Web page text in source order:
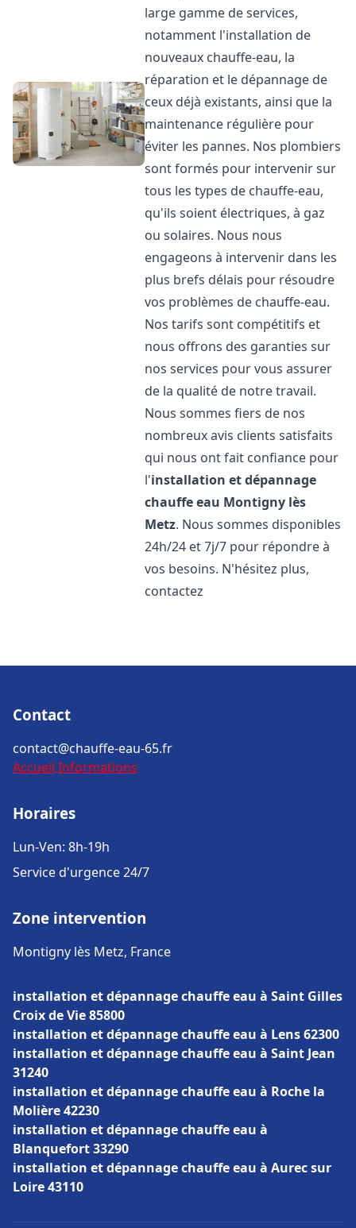
large gamme de services,
notamment l'installation de
nouveaux chauffe-eau, la
réparation et le dépannage de
ceux déjà existants, ainsi que la
maintenance régulière pour
éviter les pannes. Nos plombiers
sont formés pour intervenir sur
tous les types de chauffe-eau,
qu'ils soient électriques, à gaz
ou solaires. Nous nous
engageons à intervenir dans les
plus brefs délais pour résoudre
vos problèmes de chauffe-eau.
Nos tarifs sont compétitifs et
nous offrons des garanties sur
nos services pour vous assurer
de la qualité de notre travail.
Nous sommes fiers de nos
nombreux avis clients satisfaits
qui nous ont fait confiance pour
l'installation et dépannage
chauffe eau Montigny lès
Metz. Nous sommes disponibles
24h/24 et 7j/7 pour répondre à
vos besoins. N'hésitez plus,
contactez
Contact
contact@chauffe-eau-65.fr
Accueil Informations
Horaires
Lun-Ven: 8h-19h
Service d'urgence 24/7
Zone intervention
Montigny lès Metz, France
installation et dépannage chauffe eau à Saint Gilles
Croix de Vie 85800
installation et dépannage chauffe eau à Lens 62300
installation et dépannage chauffe eau à Saint Jean
31240
installation et dépannage chauffe eau à Roche la
Molière 42230
installation et dépannage chauffe eau à
Blanquefort 33290
installation et dépannage chauffe eau à Aurec sur
Loire 43110